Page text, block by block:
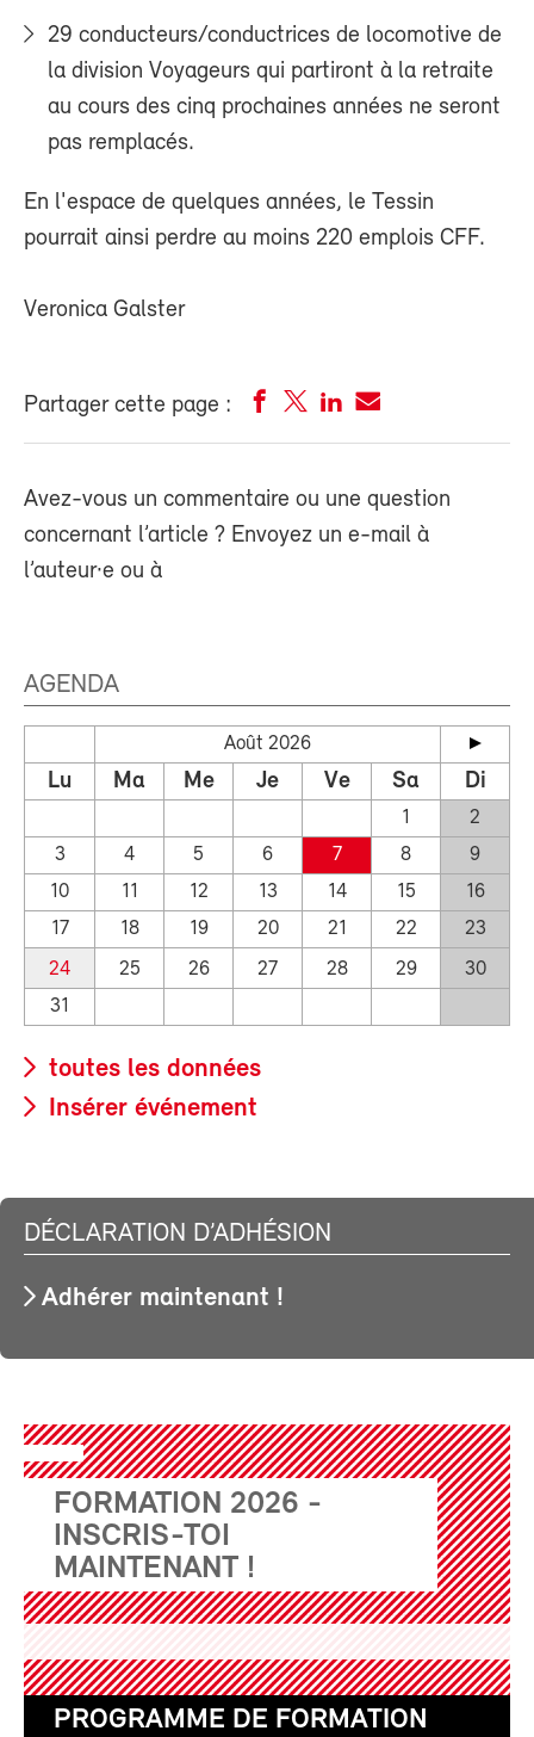
29 conducteurs/conductrices de locomotive de
la division Voyageurs qui partiront à la retraite
au cours des cinq prochaines années ne seront
pas remplacés.
En l'espace de quelques années, le Tessin
pourrait ainsi perdre au moins 220 emplois CFF.
Veronica Galster
Partager cette page :
Avez-vous un commentaire ou une question
concernant l’article ? Envoyez un e-mail à
l’auteur·e ou à
AGENDA
Août 2026
Lu Ma Me Je Ve Sa Di
1
2
3
4 5 6 7 8
9
10
11 12 13 14 15
16
17
18 19 20 21 22
23
24
25 26 27 28 29
30
31
toutes les données
Insérer événement
DÉCLARATION D’ADHÉSION
Adhérer maintenant !
FORMATION 2026 -
INSCRIS-TOI
MAINTENANT !
PROGRAMME DE FORMATION